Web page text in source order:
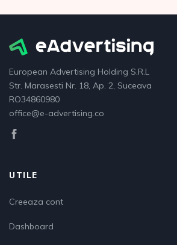
European Advertising Holding S.R.L
Str. Marasesti Nr. 18, Ap. 2, Suceava
RO34860980
office@e-advertising.co
UTILE
Creeaza cont
Dashboard